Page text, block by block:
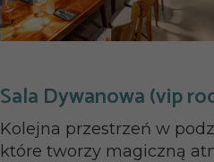
Sala Dywanowa (vip
Kolejna przestrzeń w
które tworzy magiczną